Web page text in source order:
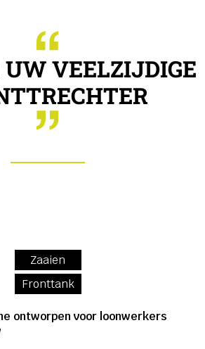
UW VEELZIJDIGE
Zaaien
Fronttank
ontworpen voor loonwerkers